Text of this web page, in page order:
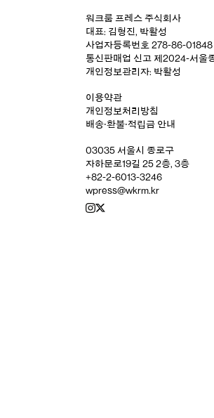
워크룸 프레스 주식회사
대표: 김형진, 박활성
사업자등록번호 278-86-01848
통신판매업 신고 제2024-서울
개인정보관리자: 박활성
이용약관
개인정보처리방침
배송‧환불‧적립금 안내
03035 서울시 종로구
자하문로19길 25 2층, 3층
+82-2-6013-3246
wpress@wkrm.kr